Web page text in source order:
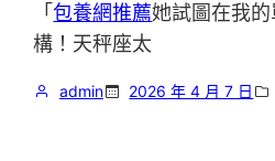
「包養網推薦她試圖在我
構！天秤座太
admin 2026 年 4 月 7 日